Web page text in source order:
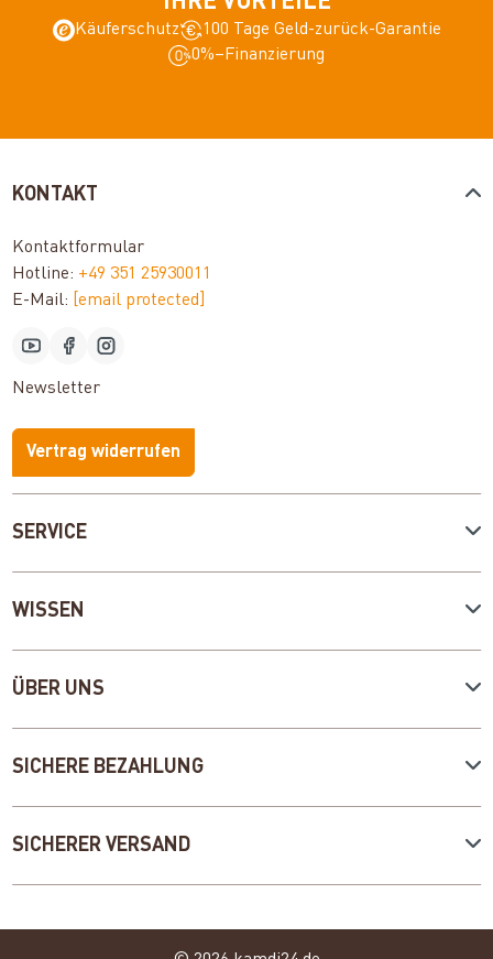
Käuferschutz
100 Tage Geld-zurück-Garantie
0%–Finanzierung
SERVICE
WISSEN
ÜBER UNS
KONTAKT
Kontaktformular
Hotline: +49 351 25930011
E-Mail:
[email protected]
Newsletter
Vertrag widerrufen
SICHERE BEZAHLUNG
SICHERER VERSAND